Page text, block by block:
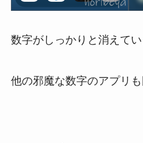
数字がしっかりと消えてい
他の邪魔な数字のアプリも